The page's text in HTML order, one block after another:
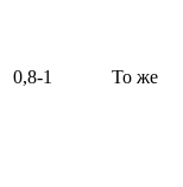
0,8-1 То же